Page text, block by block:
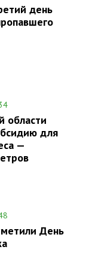
день
области
для
—
День